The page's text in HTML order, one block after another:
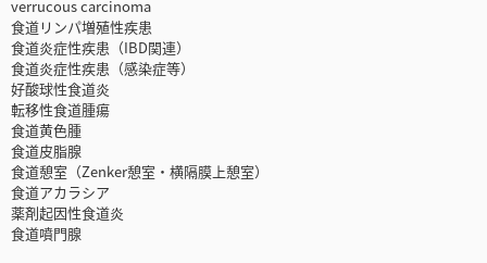
verrucous carcinoma
食道リンパ増殖性疾患
食道炎症性疾患（IBD関連）
食道炎症性疾患（感染症等）
好酸球性食道炎
転移性食道腫瘍
食道黄色腫
食道皮脂腺
食道憩室（Zenker憩室・横隔膜上憩室）
食道アカラシア
薬剤起因性食道炎
食道噴門腺